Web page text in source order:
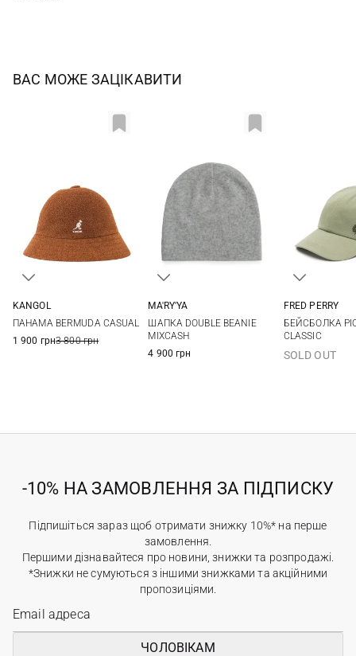
ВАС МОЖЕ ЗАЦІКАВИТИ
KANGOL
ПАНАМА BERMUDA CASUAL
1 900 грн3 800 грн
MA'RY'YA
ШАПКА DOUBLE BEANIE
MIXCASH
4 900 грн
FRED PERRY
БЕЙСБОЛКА
CLASSIC
SOLD OUT
-10% НА ЗАМОВЛЕННЯ ЗА ПІДПИСКУ
Підпишіться зараз щоб отримати знижку 10%* на перше
замовлення.
Першими дізнавайтеся про новини, знижки та розпродажі.
*Знижки не сумуються з іншими знижками та акційними
пропозиціями.
ЧОЛОВІКАМ